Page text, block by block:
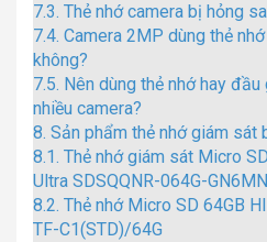
7.3. Thẻ nhớ camera bị hỏng
7.4. Camera 2MP dùng thẻ
không?
7.5. Nên dùng thẻ nhớ hay
nhiều camera?
8. Sản phẩm thẻ nhớ giám sát
8.1. Thẻ nhớ giám sát Micro
Ultra SDSQQNR-064G-GN6MN
8.2. Thẻ nhớ Micro SD 64GB
TF-C1(STD)/64G